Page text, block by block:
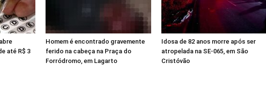
até R$ 3
Homem é encontrado gravemente
ferido na cabeça na Praça do
Forródromo, em Lagarto
Idosa de 82 anos morre após ser
atropelada na SE-065, em São
Cristóvão